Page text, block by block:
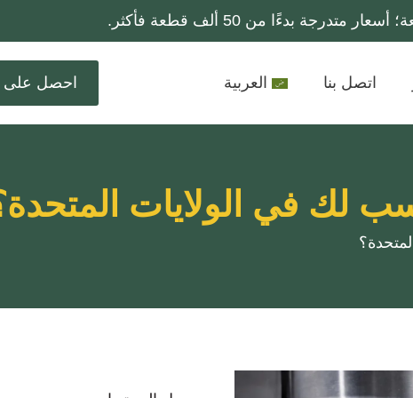
اتصل بنا العربية احصل
لك في الولايات